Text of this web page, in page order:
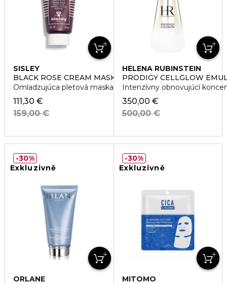
SISLEY
BLACK ROSE CREAM MASK
Omladzujúca pleťová maska
111,30 €
159,00 €
HELENA RUBINSTEIN
PRODIGY CELLGLOW
Intenzívny obnovujúcí
350,00 €
500,00 €
Exkluzivně
ORLANE
30%
Exkluzivně
MITOMO
30%